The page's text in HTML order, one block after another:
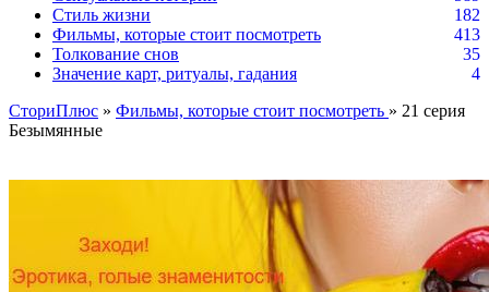
Стиль жизни
182
Фильмы, которые стоит посмотреть
413
Толкование снов
35
Значение карт, ритуалы, гадания
4
СториПлюс » Фильмы, которые стоит посмотреть » 21 серия
Безымянные